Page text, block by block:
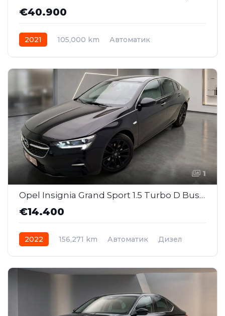
€40.900
2021 105,000 km
Автоматик
1
Opel Insignia Grand Sport 1.5 Turbo D Business AT (MMJ057)
€14.400
2022 156,271 km Автоматик Дизел